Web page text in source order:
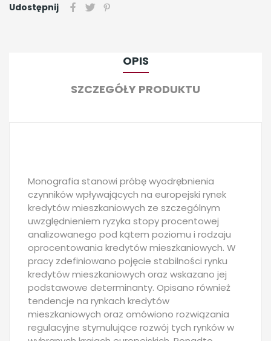
Udostępnij
OPIS
SZCZEGÓŁY PRODUKTU
Monografia stanowi próbę wyodrębnienia
czynników wpływających na europejski rynek
kredytów mieszkaniowych ze szczególnym
uwzględnieniem ryzyka stopy procentowej
analizowanego pod kątem poziomu i rodzaju
oprocentowania kredytów mieszkaniowych. W
pracy zdefiniowano pojęcie stabilności rynku
kredytów mieszkaniowych oraz wskazano jej
podstawowe determinanty. Opisano również
tendencje na rynkach kredytów
mieszkaniowych oraz omówiono rozwiązania
regulacyjne stymulujące rozwój tych rynków w